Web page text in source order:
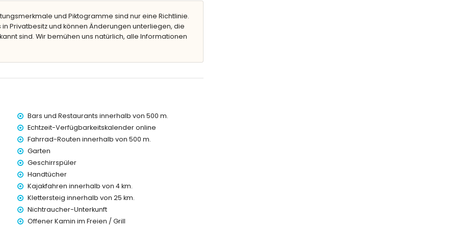
von 4 Kilometern von der Villa)
von 500 Metern und Zug innerhalb von 25 Kilometern
der Villa enthalten sind
in Chiclana de la Frontera, Costa de la Luz
und Piktogramme sind nur eine Richtlinie.
Privatbesitz und können Änderungen unterliegen, die
sind. Wir bemühen uns natürlich, alle Informationen
Bars und Restaurants innerhalb von 500 m.
Echtzeit-Verfügbarkeitskalender online
Fahrrad-Routen innerhalb von 500 m.
Garten
Geschirrspüler
Handtücher
Kajakfahren innerhalb von 4 km.
Klettersteig innerhalb von 25 km.
Nichtraucher-Unterkunft
Offener Kamin im Freien / Grill